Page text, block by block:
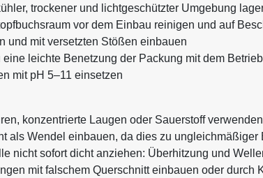
trockener und lichtgeschützter Umgebung
vor dem Einbau reinigen und auf
und mit versetzten Stößen einbauen
eine leichte Benetzung der Packung mit dem
mit pH 5–11 einsetzen
konzentrierte Laugen oder Sauerstoff verwenden
als Wendel einbauen, da dies zu
nicht sofort dicht anziehen: Überhitzung und
mit falschem Querschnitt einbauen oder durch